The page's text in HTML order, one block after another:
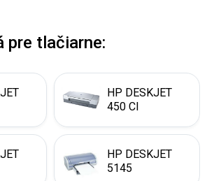
pre tlačiarne:
HP DESKJET
450 CI
HP DESKJET
5145